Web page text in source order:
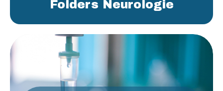
Folders Neurologie